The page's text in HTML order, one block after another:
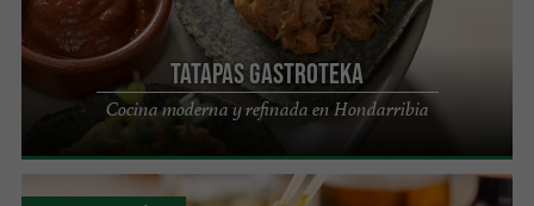
Tatapas Gastroteka
Cocina moderna y refinada en Hondarribia